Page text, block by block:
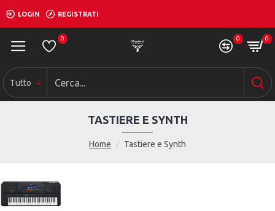
LOGIN REGISTRATI
0 0 0
Tutto
Home Tastiere e Synth
TASTIERE E SYNTH